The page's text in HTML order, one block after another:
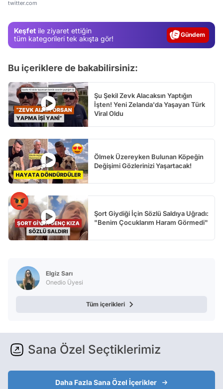
twitter.com
Keşfet ile ziyaret ettiğin
tüm kategorileri tek akışta gör!
Gündem
Test
Bu içeriklere de bakabilirsiniz:
Şu Şekil Zevk Alacaksın Yaptığın
İşten! Yeni Zelanda'da Yaşayan Türk
Viral Oldu
Ölmek Üzereyken Bulunan Köpeğin
Değişimi Gözlerinizi Yaşartacak!
Şort Giydiği İçin Sözlü Saldıya Uğradı:
"Benim Çocuklarım Haram Görmedi"
Elgiz Sarı
Onedio Üyesi
Tüm içerikleri
Sana Özel Seçtiklerimiz
Daha Fazla Sana Özel İçerikler